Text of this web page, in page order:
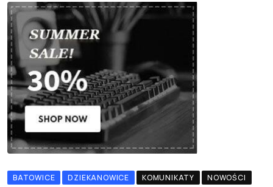
BATOWICE DZIEKANOWICE KOMUNIKATY
NOWOŚCI